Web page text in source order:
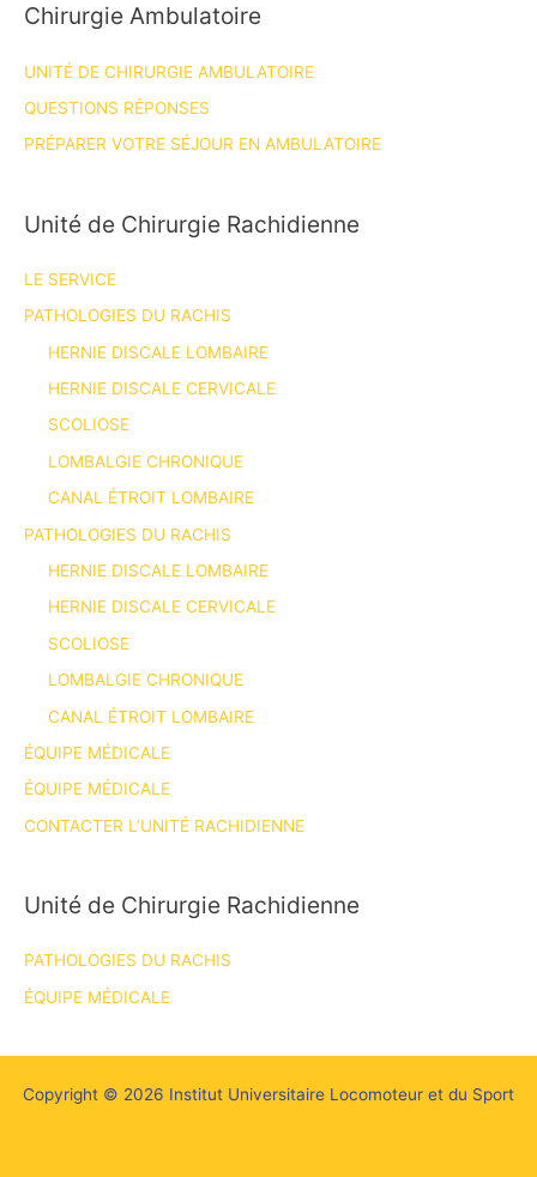
Chirurgie Ambulatoire
UNITÉ DE CHIRURGIE AMBULATOIRE
QUESTIONS RÉPONSES
PRÉPARER VOTRE SÉJOUR EN AMBULATOIRE
Unité de Chirurgie Rachidienne
LE SERVICE
PATHOLOGIES DU RACHIS
HERNIE DISCALE LOMBAIRE
HERNIE DISCALE CERVICALE
SCOLIOSE
LOMBALGIE CHRONIQUE
CANAL ÉTROIT LOMBAIRE
PATHOLOGIES DU RACHIS
HERNIE DISCALE LOMBAIRE
HERNIE DISCALE CERVICALE
SCOLIOSE
LOMBALGIE CHRONIQUE
CANAL ÉTROIT LOMBAIRE
ÉQUIPE MÉDICALE
ÉQUIPE MÉDICALE
CONTACTER L’UNITÉ RACHIDIENNE
Unité de Chirurgie Rachidienne
PATHOLOGIES DU RACHIS
ÉQUIPE MÉDICALE
Copyright © 2026 Institut Universitaire Locomoteur et du Sport